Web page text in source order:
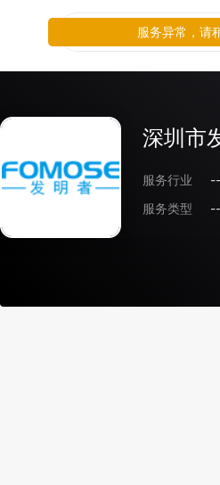
深圳市
服务行业
--
服务类型
--
服务异常，请